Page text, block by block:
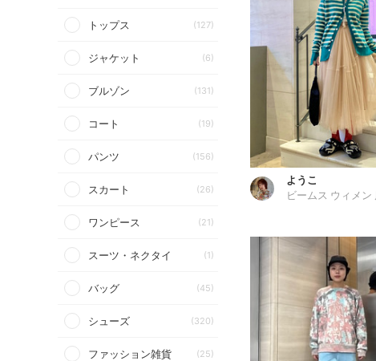
トップス (127)
ジャケット (6)
ブルゾン (131)
コート (19)
パンツ (156)
スカート (26)
ワンピース (21)
スーツ・ネクタイ (1)
バッグ (45)
シューズ (320)
ファッション雑貨 (25)
ようこ
ビームス ウィメン